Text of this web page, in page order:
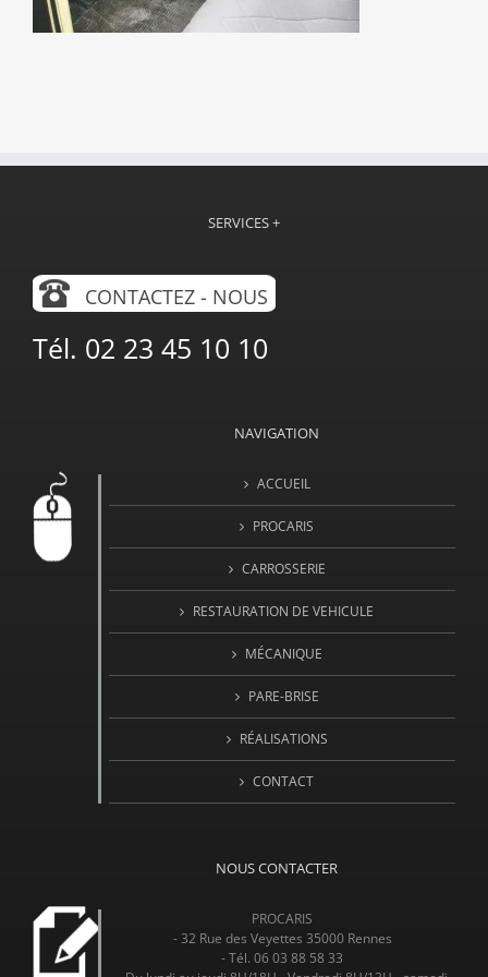
SERVICES +
CONTACTEZ - NOUS
Tél. 02 23 45 10 10
NAVIGATION
ACCUEIL
PROCARIS
CARROSSERIE
RESTAURATION DE VEHICULE
MÉCANIQUE
PARE-BRISE
RÉALISATIONS
CONTACT
NOUS CONTACTER
PROCARIS
- 32 Rue des Veyettes 35000 Rennes
- Tél. 06 03 88 58 33